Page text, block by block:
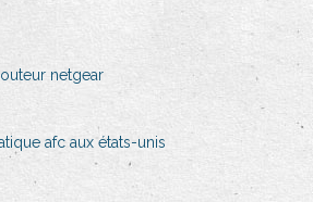
netgear
afc aux états-unis